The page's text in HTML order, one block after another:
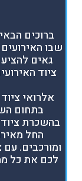
ברוכים
שבו
גאים
ציוד
אלרואי
בתחום
בהשכרת
החל
ומורכבים. עם
לכם את כל